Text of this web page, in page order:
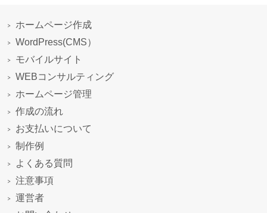
ホームページ作成
WordPress(CMS）
モバイルサイト
WEBコンサルティング
ホームページ管理
作成の流れ
お支払いについて
制作例
よくある質問
注意事項
運営者